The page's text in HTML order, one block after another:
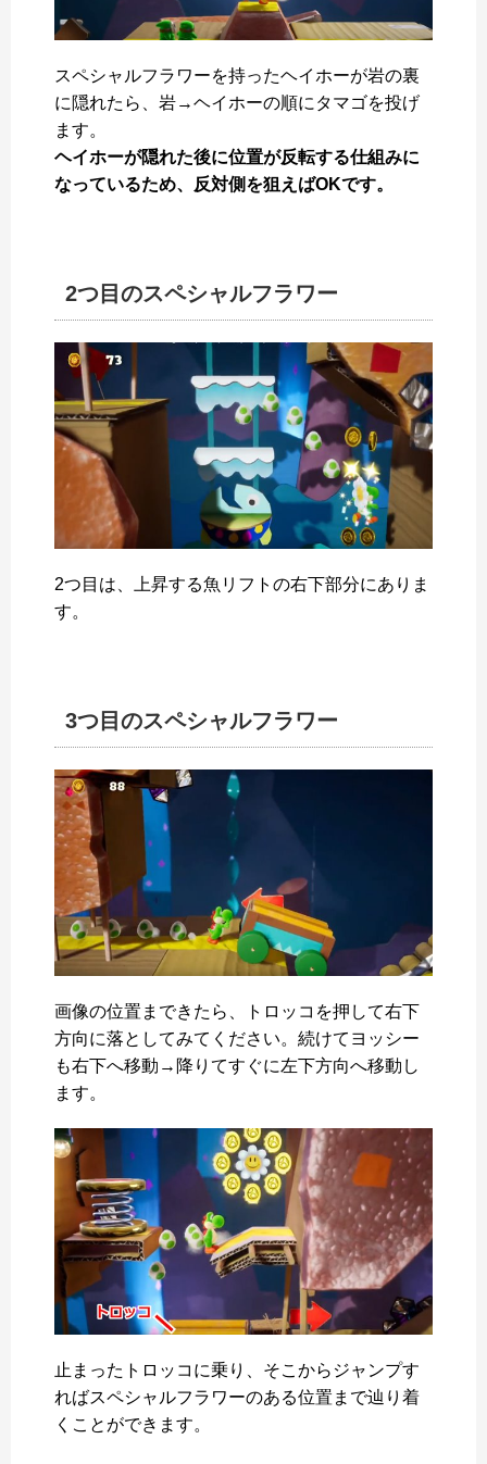
スペシャルフラワーを持ったヘイホーが岩の裏
に隠れたら、岩→ヘイホーの順にタマゴを投げ
ます。
ヘイホーが隠れた後に位置が反転する仕組みに
なっているため、反対側を狙えばOKです。
2つ目のスペシャルフラワー
2つ目は、上昇する魚リフトの右下部分にありま
す。
3つ目のスペシャルフラワー
画像の位置まできたら、トロッコを押して右下
方向に落としてみてください。続けてヨッシー
も右下へ移動→降りてすぐに左下方向へ移動し
ます。
止まったトロッコに乗り、そこからジャンプす
ればスペシャルフラワーのある位置まで辿り着
くことができます。